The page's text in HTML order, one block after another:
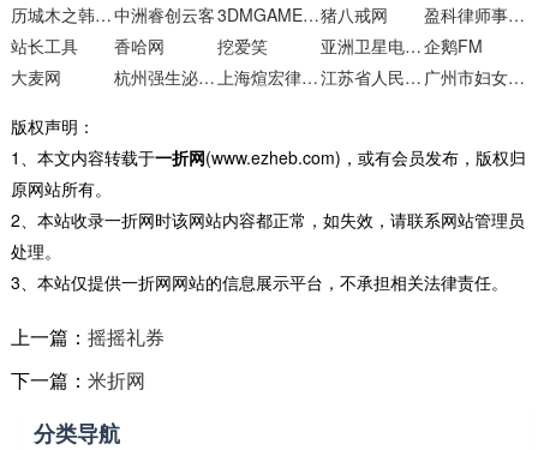
历城木之韩美容服务经营部中洲睿创云客 3DMGAME论坛猪八戒网
盈科律师事务所
站长工具
香哈网 挖爱笑 亚洲卫星电视中文网企鹅FM
大麦网
杭州强生泌尿外科医院 上海煊宏律师事务所 江苏省人民政府 广州市妇女儿童医疗中心
版权声明：
1、本文内容转载于一折网(www.ezheb.com)，或有会员发布，版权归
原网站所有。
2、本站收录一折网时该网站内容都正常，如失效，请联系网站管理员
处理。
3、本站仅提供一折网网站的信息展示平台，不承担相关法律责任。
上一篇： 摇摇礼券
下一篇： 米折网
分类导航